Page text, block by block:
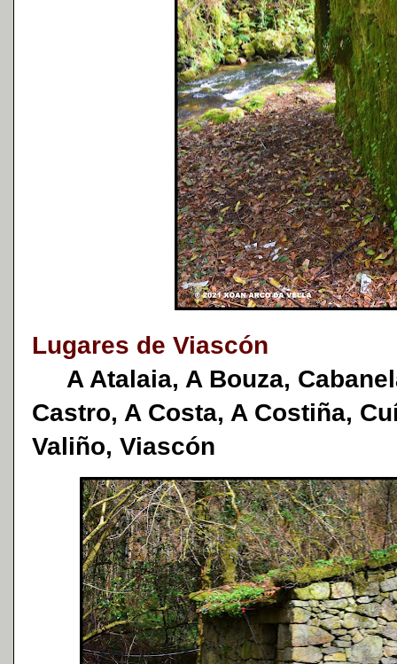
Lugares de Viascón
A Atalaia, A Bouza,
Castro, A Costa, A Costiña,
Valiño, Viascón